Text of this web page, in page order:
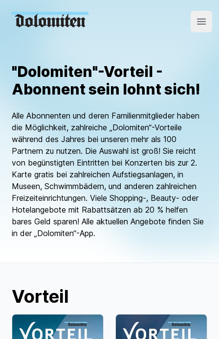
"Dolomiten"-Vorteil -
Abonnent sein lohnt sich!
Alle Abonnenten und deren Familienmitglieder haben
die Möglichkeit, zahlreiche „Dolomiten“-Vorteile
während des Jahres bei unseren mehr als 100
Partnern zu nutzen. Die Auswahl ist groß! Sie reicht
von begünstigten Eintritten bei Konzerten bis zur 2.
Karte gratis bei zahlreichen Aufstiegsanlagen, in
Museen, Schwimmbädern, und anderen zahlreichen
Freizeiteinrichtungen. Viele Shopping-, Beauty- oder
Hotelangebote mit Rabattsätzen ab 20 % helfen
bares Geld sparen! Alle aktuellen Angebote finden Sie
in der „Dolomiten“-App.
Vorteil